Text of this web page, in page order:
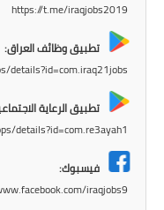
https://t.me/iraqjobs2019
تطبيق وظائف العراق:
details?id=com.iraq21jobs
تطبيق الرعاية
details?id=com.re3ayah1
فيسبوك:
iraqjobs9